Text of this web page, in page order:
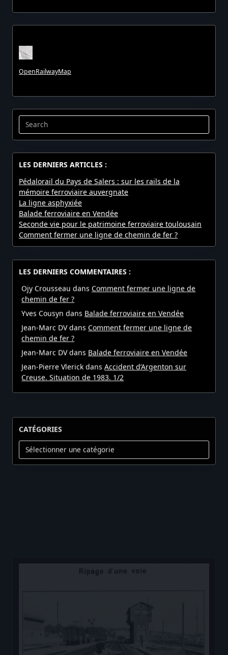
OpenRailwayMap
Search
for:
LES DERNIERS ARTICLES :
Pédalorail du Pays de Salers : sur les rails de la
mémoire ferroviaire auvergnate
La ligne asphyxiée
Balade ferroviaire en Vendée
Seconde vie pour le patrimoine ferroviaire toulousain
Comment fermer une ligne de chemin de fer ?
LES DERNIERS COMMENTAIRES :
Ojy Crousseau dans Comment fermer une ligne de
chemin de fer ?
Yves Cousyn dans Balade ferroviaire en Vendée
Jean-Marc DVdans Comment fermer une ligne de
chemin de fer ?
Jean-Marc DVdans Balade ferroviaire en Vendée
Jean-Pierre Vlerick dansAccident d’Argenton sur
Creuse. Situation de 1983. 1/2
CATÉGORIES
Catégories